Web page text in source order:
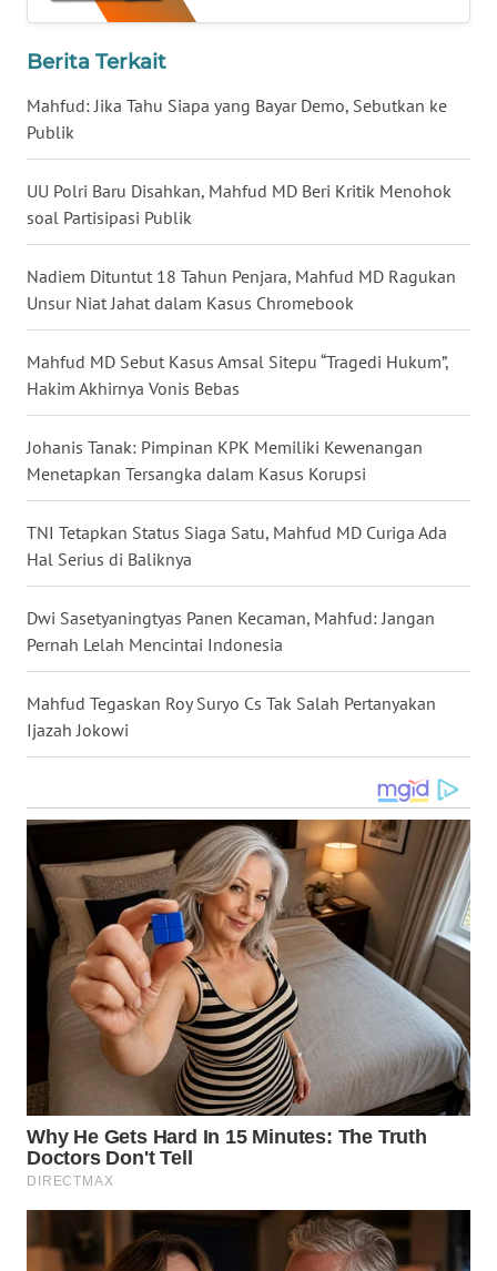
Berita Terkait
Mahfud: Jika Tahu Siapa yang Bayar Demo, Sebutkan ke
Publik
UU Polri Baru Disahkan, Mahfud MD Beri Kritik Menohok
soal Partisipasi Publik
Nadiem Dituntut 18 Tahun Penjara, Mahfud MD Ragukan
Unsur Niat Jahat dalam Kasus Chromebook
Mahfud MD Sebut Kasus Amsal Sitepu “Tragedi Hukum”,
Hakim Akhirnya Vonis Bebas
Johanis Tanak: Pimpinan KPK Memiliki Kewenangan
Menetapkan Tersangka dalam Kasus Korupsi
TNI Tetapkan Status Siaga Satu, Mahfud MD Curiga Ada
Hal Serius di Baliknya
Dwi Sasetyaningtyas Panen Kecaman, Mahfud: Jangan
Pernah Lelah Mencintai Indonesia
Mahfud Tegaskan Roy Suryo Cs Tak Salah Pertanyakan
Ijazah Jokowi
WN
NUSANTARA
WN
JOGJA
WN
JATIM
WN
BALI
WN
KALBAR
WN
KALTARA
KALSEL
KALTIM
GORONTALO
WN
SULUT
WN
MALUKU
MALUT
WN
WN